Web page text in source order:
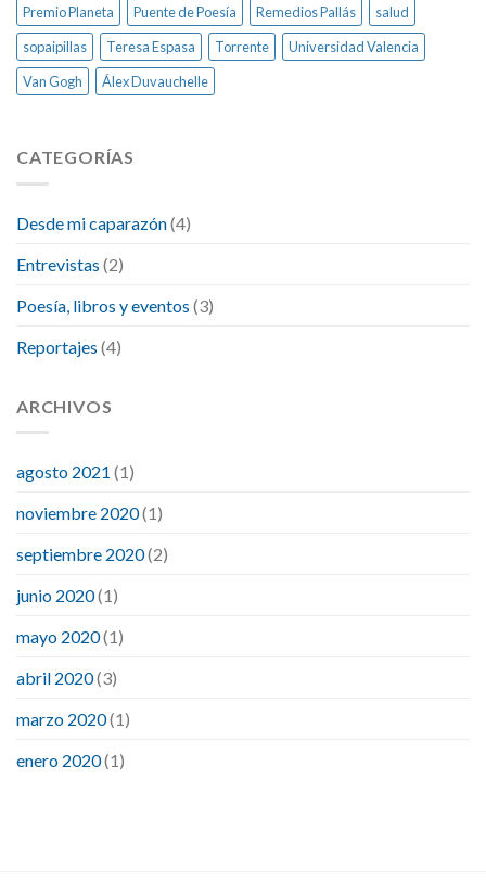
Premio Planeta Puente de Poesía Remedios Pallás
salud
sopaipillas
Teresa Espasa Torrente
Universidad Valencia
Van Gogh
Álex Duvauchelle
CATEGORÍAS
Desde mi caparazón(4)
Entrevistas (2)
Poesía, libros y eventos (3)
Reportajes (4)
ARCHIVOS
agosto 2021 (1)
noviembre 2020(1)
septiembre 2020(2)
junio 2020(1)
mayo 2020(1)
abril 2020(3)
marzo 2020(1)
enero 2020(1)